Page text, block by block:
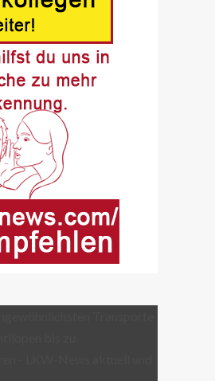
nach Unfall in
DE
A5 – Zwei
legen
lahm
UNTERNEHMENS-NEWS
im
beim Bau
Strassen